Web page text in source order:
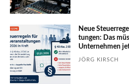
Neue
tungen: Das
Unter­nehmen
JÖRG KIRSCH